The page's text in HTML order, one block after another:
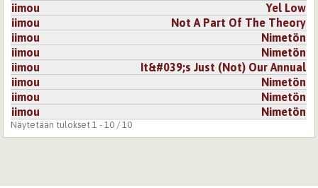
iimou
Yel Low
iimou
Not A Part Of The Theory
iimou
Nimetön
iimou
Nimetön
iimou
It&#039;s Just (Not) Our Annual
iimou
Nimetön
iimou
Nimetön
iimou
Nimetön
Näytetään tulokset 1 - 10 / 10